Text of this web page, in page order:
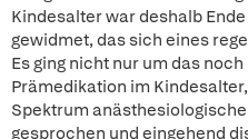
Kindesalter war deshalb
gewidmet, das sich eines
Es ging nicht nur um das
Prämedikation im
Spektrum
gesprochen und eingehend